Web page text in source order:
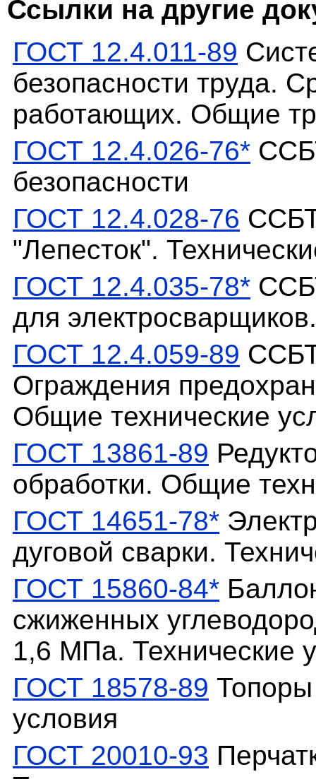
Ссылки на другие
ГОСТ 12.4.011-89
безопасности труда.
работающих. Общие
ГОСТ 12.4.026-76*
безопасности
ГОСТ 12.4.028-76
"Лепесток".
ГОСТ 12.4.035-78*
для
ГОСТ 12.4.059-89
Ограждения
Общие технические
ГОСТ 13861-89
обработки. Общие
ГОСТ 14651-78*
дуговой сварки.
ГОСТ 15860-84*
сжиженных
1,6 МПа. Технические
ГОСТ 18578-89 Топоры
условия
ГОСТ 20010-93